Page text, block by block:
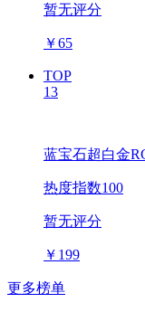
暂无评分
￥65
TOP
13
蓝宝石超白金
热度指数100
暂无评分
￥ 199
更多榜单